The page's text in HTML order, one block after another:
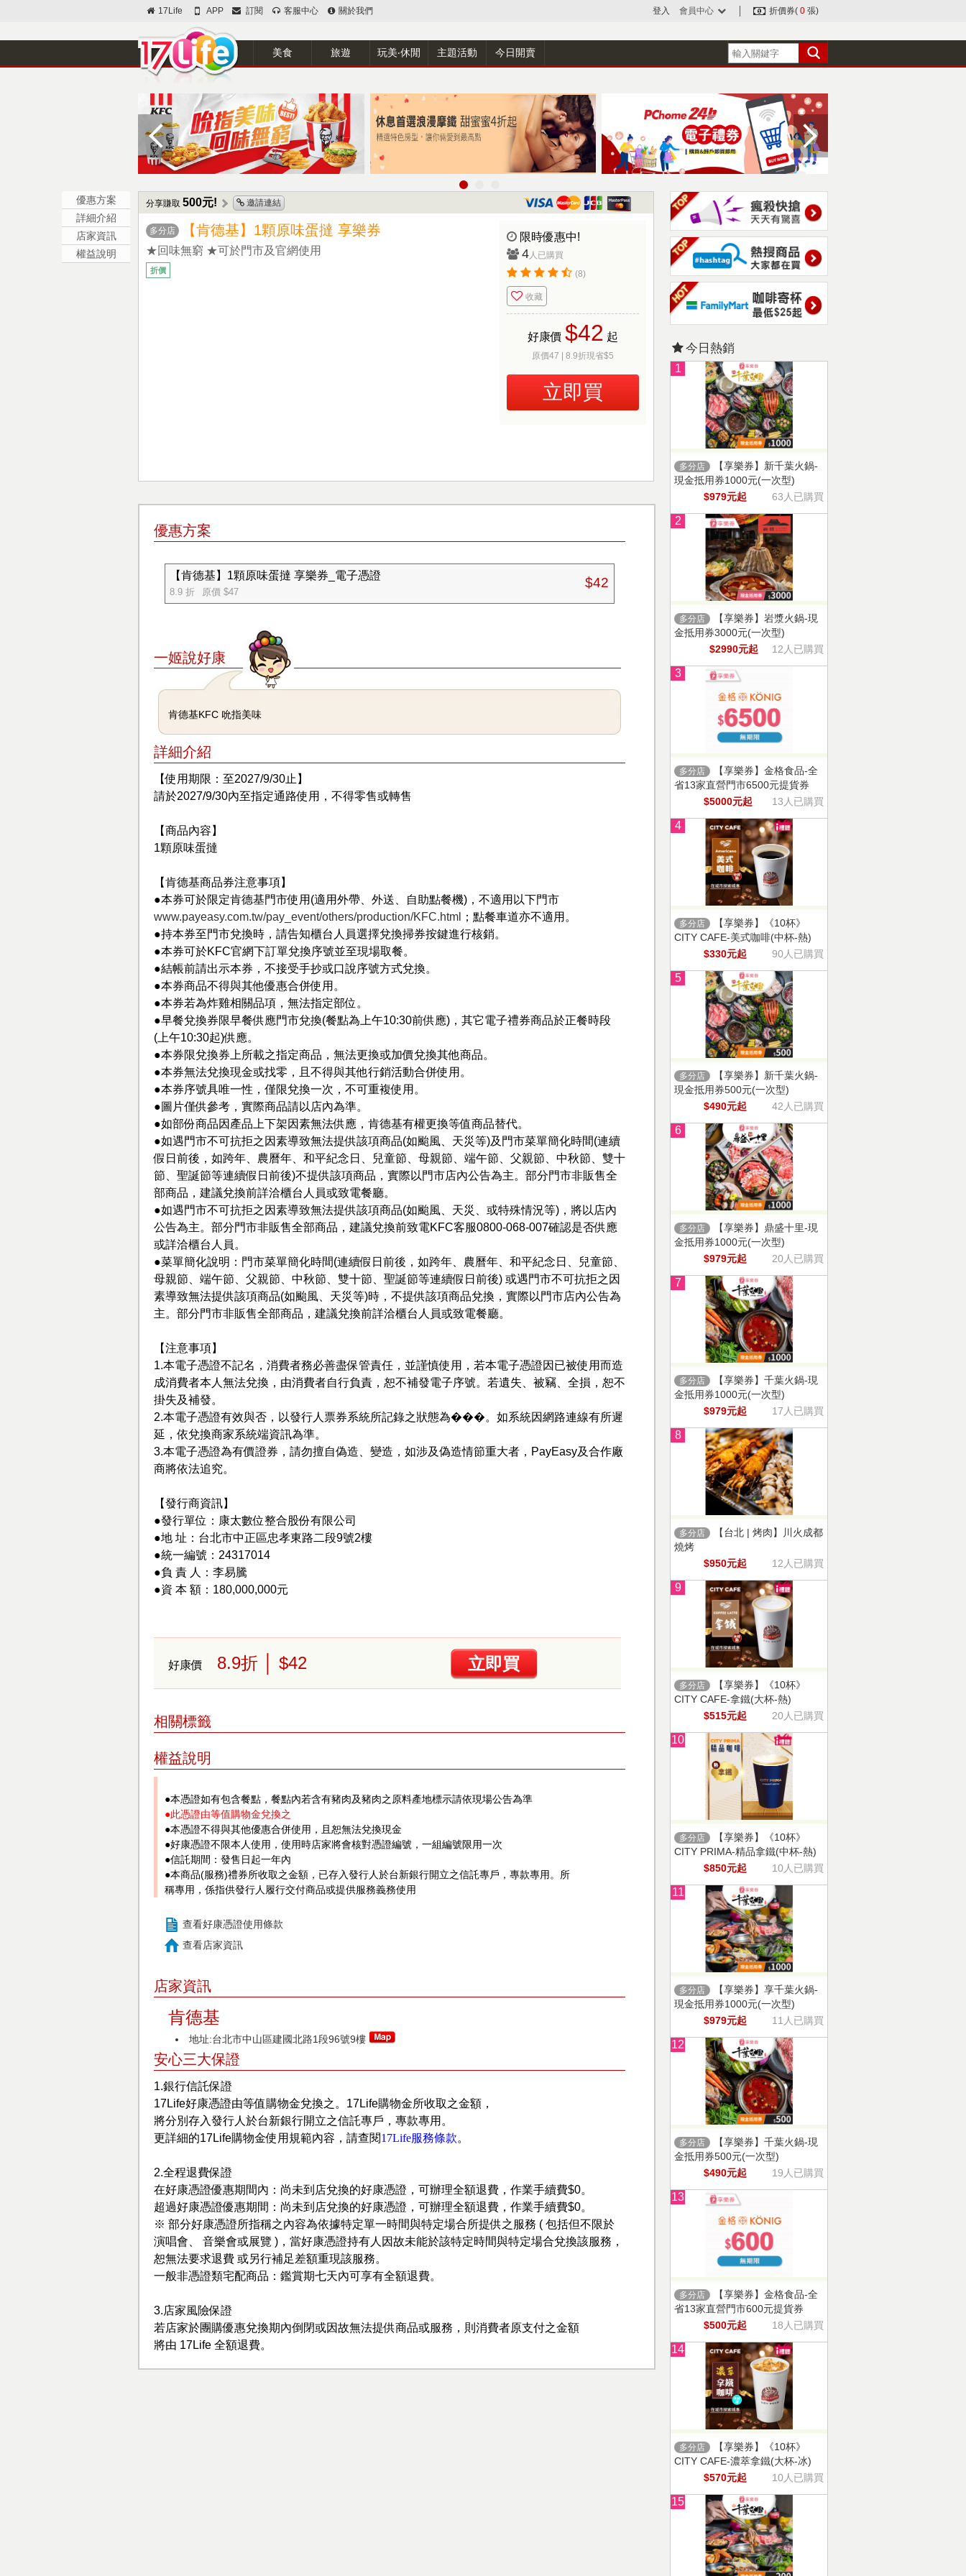
17Life APP 訂閱 客服中心 關於我們 登入 會員中心 折價券( 0 張)
美食 旅遊 玩美‧休閒 主題活動 今日開賣
優惠方案
詳細介紹
店家資訊
權益說明
分享賺取 500元! 邀請連結
多分店 【肯德基】1顆原味蛋撻 享樂券
★回味無窮 ★可於門市及官網使用
折價
限時優惠中!
4人已購買
(8)
收藏
好康價 $42 起
原價47 | 8.9折現省$5
立即買
優惠方案
【肯德基】1顆原味蛋撻 享樂券_電子憑證
8.9 折 原價 $47
$42
一姬說好康
肯德基KFC 吮指美味
詳細介紹
【使用期限：至2027/9/30止】
請於2027/9/30內至指定通路使用，不得零售或轉售
【商品內容】
1顆原味蛋撻
【肯德基商品券注意事項】
●本券可於限定肯德基門市使用(適用外帶、外送、自助點餐機)，不適用以下門市
www.payeasy.com.tw/pay_event/others/production/KFC.html
；點餐車道亦不適用。
●持本券至門市兌換時，請告知櫃台人員選擇兌換掃券按鍵進行核銷。
●本券可於KFC官網下訂單兌換序號並至現場取餐。
●結帳前請出示本券，不接受手抄或口說序號方式兌換。
●本券商品不得與其他優惠合併使用。
●本券若為炸雞相關品項，無法指定部位。
●早餐兌換券限早餐供應門市兌換(餐點為上午10:30前供應)，其它電子禮券商品於正餐時段
(上午10:30起)供應。
●本券限兌換券上所載之指定商品，無法更換或加價兌換其他商品。
●本券無法兌換現金或找零，且不得與其他行銷活動合併使用。
●本券序號具唯一性，僅限兌換一次，不可重複使用。
●圖片僅供參考，實際商品請以店內為準。
●如部份商品因產品上下架因素無法供應，肯德基有權更換等值商品替代。
●如遇門市不可抗拒之因素導致無法提供該項商品(如颱風、天災等)及門市菜單簡化時間(連續
假日前後，如跨年、農曆年、和平紀念日、兒童節、母親節、端午節、父親節、中秋節、雙十
節、聖誕節等連續假日前後)不提供該項商品，實際以門市店內公告為主。部分門市非販售全
部商品，建議兌換前詳洽櫃台人員或致電餐廳。
●如遇門市不可抗拒之因素導致無法提供該項商品(如颱風、天災、或特殊情況等)，將以店內
公告為主。部分門市非販售全部商品，建議兌換前致電KFC客服0800-068-007確認是否供應
或詳洽櫃台人員。
●菜單簡化說明：門市菜單簡化時間(連續假日前後，如跨年、農曆年、和平紀念日、兒童節、
母親節、端午節、父親節、中秋節、雙十節、聖誕節等連續假日前後) 或遇門市不可抗拒之因
素導致無法提供該項商品(如颱風、天災等)時，不提供該項商品兌換，實際以門市店內公告為
主。部分門市非販售全部商品，建議兌換前詳洽櫃台人員或致電餐廳。
【注意事項】
1.本電子憑證不記名，消費者務必善盡保管責任，並謹慎使用，若本電子憑證因已被使用而造
成消費者本人無法兌換，由消費者自行負責，恕不補發電子序號。若遺失、被竊、全損，恕不
掛失及補發。
2.本電子憑證有效與否，以發行人票券系統所記錄之狀態為���。如系統因網路連線有所遲
延，依兌換商家系統端資訊為準。
3.本電子憑證為有價證券，請勿擅自偽造、變造，如涉及偽造情節重大者，PayEasy及合作廠
商將依法追究。
【發行商資訊】
●發行單位：康太數位整合股份有限公司
●地 址：台北市中正區忠孝東路二段9號2樓
●統一編號：24317014
●負 責 人：李易騰
●資 本 額：180,000,000元
好康價 8.9折 │ $42 立即買
相關標籤
權益說明
●本憑證如有包含餐點，餐點內若含有豬肉及豬肉之原料產地標示請依現場公告為準
●此憑證由等值購物金兌換之
●本憑證不得與其他優惠合併使用，且恕無法兌換現金
●好康憑證不限本人使用，使用時店家將會核對憑證編號，一組編號限用一次
●信託期間：發售日起一年內
●本商品(服務)禮券所收取之金額，已存入發行人於台新銀行開立之信託專戶，專款專用。所
稱專用，係指供發行人履行交付商品或提供服務義務使用
查看好康憑證使用條款
查看店家資訊
店家資訊
肯德基
地址:台北市中山區建國北路1段96號9樓
安心三大保證
1.銀行信託保證
17Life好康憑證由等值購物金兌換之。17Life購物金所收取之金額，
將分別存入發行人於台新銀行開立之信託專戶，專款專用。
更詳細的17Life購物金使用規範內容，請查閱17Life服務條款。
2.全程退費保證
在好康憑證優惠期間內：尚未到店兌換的好康憑證，可辦理全額退費，作業手續費$0。
超過好康憑證優惠期間：尚未到店兌換的好康憑證，可辦理全額退費，作業手續費$0。
※ 部分好康憑證所指稱之內容為依據特定單一時間與特定場合所提供之服務 ( 包括但不限於
演唱會、 音樂會或展覽 )，當好康憑證持有人因故未能於該特定時間與特定場合兌換該服務，
恕無法要求退費 或另行補足差額重現該服務。
一般非憑證類宅配商品：鑑賞期七天內可享有全額退費。
3.店家風險保證
若店家於團購優惠兌換期內倒閉或因故無法提供商品或服務，則消費者原支付之金額
將由 17Life 全額退費。
今日熱銷
1
多分店
【享樂券】新千葉火鍋-
現金抵用券1000元(一次型)
$979元起
63人已購買
2
多分店
【享樂券】岩漿火鍋-現
金抵用券3000元(一次型)
$2990元起
12人已購買
3
多分店
【享樂券】金格食品-全
省13家直營門市6500元提貨券
$5000元起
13人已購買
4
多分店
【享樂券】《10杯》
CITY CAFE-美式咖啡(中杯-熱)
$330元起
90人已購買
5
多分店
【享樂券】新千葉火鍋-
現金抵用券500元(一次型)
$490元起
42人已購買
6
多分店
【享樂券】鼎盛十里-現
金抵用券1000元(一次型)
$979元起
20人已購買
7
多分店
【享樂券】千葉火鍋-現
金抵用券1000元(一次型)
$979元起
17人已購買
8
多分店
【台北 | 烤肉】川火成都
燒烤
$950元起
12人已購買
9
多分店
【享樂券】《10杯》
CITY CAFE-拿鐵(大杯-熱)
$515元起
20人已購買
10
多分店
【享樂券】《10杯》
CITY PRIMA-精品拿鐵(中杯-熱)
$850元起
10人已購買
11
多分店
【享樂券】享千葉火鍋-
現金抵用券1000元(一次型)
$979元起
11人已購買
12
多分店
【享樂券】千葉火鍋-現
金抵用券500元(一次型)
$490元起
19人已購買
13
多分店
【享樂券】金格食品-全
省13家直營門市600元提貨券
$500元起
18人已購買
14
多分店
【享樂券】《10杯》
CITY CAFE-濃萃拿鐵(大杯-冰)
$570元起
10人已購買
15